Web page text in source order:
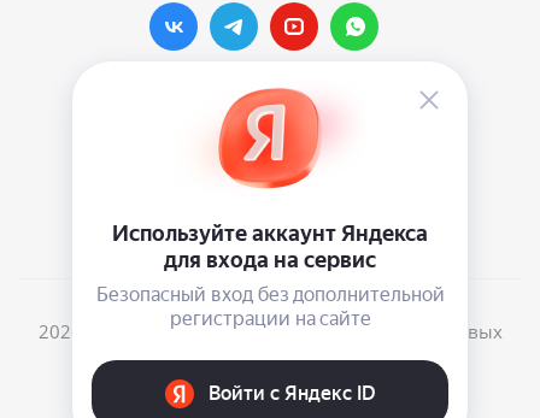
Наши контакты
info@vinylmarkt.ru
2026 © Винилмаркт - интернет-магазин виниловых
пластинок